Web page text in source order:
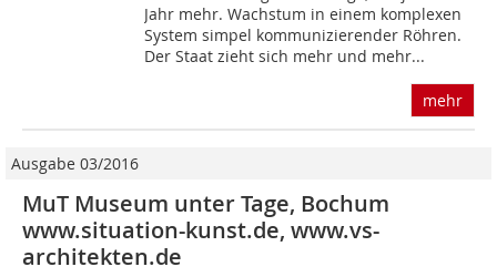
Jahr mehr. Wachstum in einem komplexen
System simpel kommunizierender Röhren.
Der Staat zieht sich mehr und mehr...
mehr
Ausgabe 03/2016
MuT Museum unter Tage, Bochum
www.situation-kunst.de, www.vs-
architekten.de